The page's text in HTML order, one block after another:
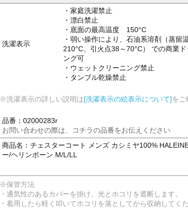
洗濯表示
・家庭洗濯禁止
・漂白禁止
・底面の最高温度 150°C
・弱い操作により、石油系溶剤（蒸留
210°C、引火点38～70°C） での商業
ング可
・ウェットクリーニング禁止
・タンブル乾燥禁止
※洗濯表示の詳しい説明は[洗濯表示の絵表示について]をご
品番：02000283r
お問い合わせの際は、コチラの品番をお伝えください
商品名：チェスターコート メンズ カシミヤ100%
ー/ヘリンボーン M/L/LL
※保管方法
・通気性のあるカバーを掛け、光とホコリを遮断します。
・着用したら軽く叩いてホコリを落としてから収納してくだ